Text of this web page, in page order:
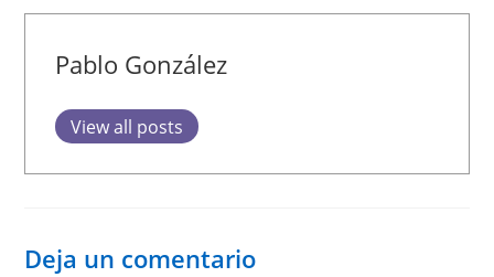
Pablo González
View all posts
Deja un comentario